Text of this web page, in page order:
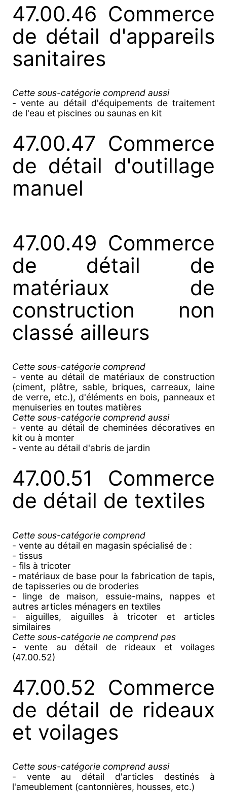
47.00.46 Commerce
de détail d'appareils
sanitaires
Cette sous-catégorie comprend aussi
- vente au détail d'équipements de traitement
de l'eau et piscines ou saunas en kit
47.00.47 Commerce
de détail d'outillage
manuel
47.00.49 Commerce
de détail de
matériaux de
construction non
classé ailleurs
Cette sous-catégorie comprend
- vente au détail de matériaux de construction
(ciment, plâtre, sable, briques, carreaux, laine
de verre, etc.), d'éléments en bois, panneaux et
menuiseries en toutes matières
Cette sous-catégorie comprend aussi
- vente au détail de cheminées décoratives en
kit ou à monter
- vente au détail d'abris de jardin
47.00.51 Commerce
de détail de textiles
Cette sous-catégorie comprend
- vente au détail en magasin spécialisé de :
- tissus
- fils à tricoter
- matériaux de base pour la fabrication de tapis,
de tapisseries ou de broderies
- linge de maison, essuie-mains, nappes et
autres articles ménagers en textiles
- aiguilles, aiguilles à tricoter et articles
similaires
Cette sous-catégorie ne comprend pas
- vente au détail de rideaux et voilages
(47.00.52)
47.00.52 Commerce
de détail de rideaux
et voilages
Cette sous-catégorie comprend aussi
- vente au détail d'articles destinés à
l'ameublement (cantonnières, housses, etc.)